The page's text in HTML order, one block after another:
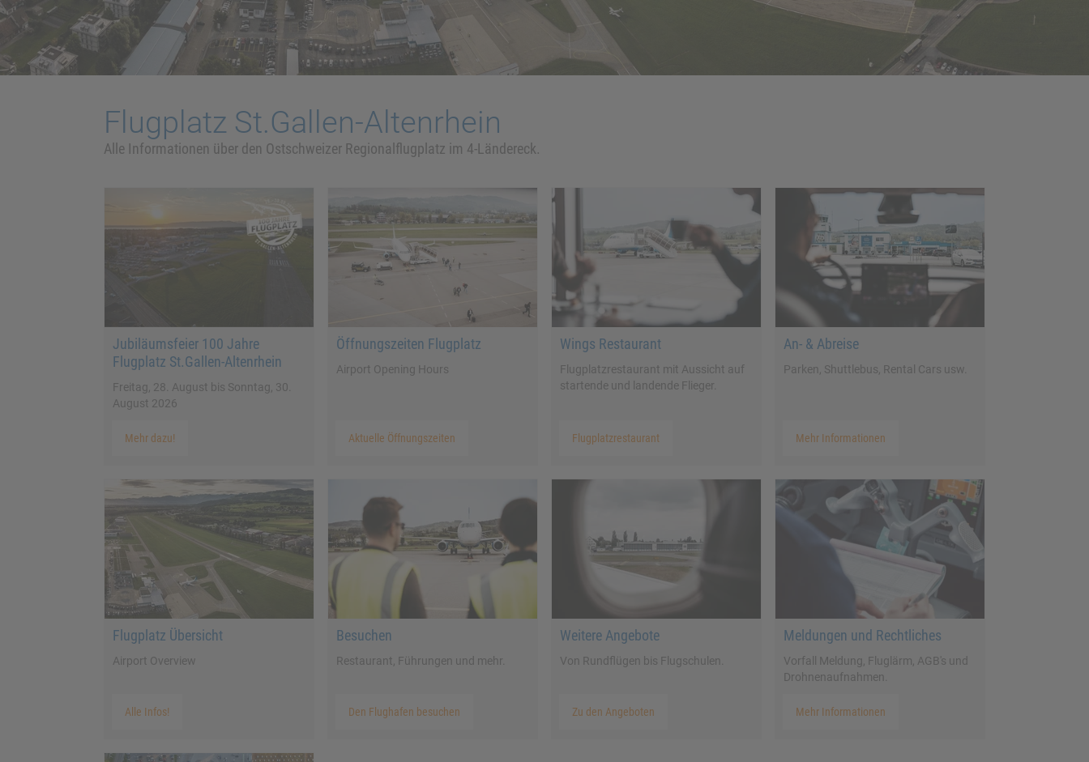
Flugplatz St.Gallen-Altenrhein
Alle Informationen über den Ostschweizer Regionalflugplatz im 4-Ländereck.
Jubiläumsfeier 100 Jahre
Flugplatz St.Gallen-Altenrhein
Freitag, 28. August bis Sonntag, 30.
August 2026
Mehr dazu!
Öffnungszeiten Flugplatz
Airport Opening Hours
Aktuelle Öffnungszeiten
Wings Restaurant
Flugplatzrestaurant mit Aussicht auf
startende und landende Flieger.
Flugplatzrestaurant
An- & Abreise
Parken, Shuttlebus, Rental Cars usw.
Mehr Informationen
Flugplatz Übersicht
Airport Overview
Alle Infos!
Besuchen
Restaurant, Führungen und mehr.
Den Flughafen besuchen
Weitere Angebote
Von Rundflügen bis Flugschulen.
Zu den Angeboten
Meldungen und Rechtliches
Vorfall Meldung, Fluglärm, AGB's und
Drohnenaufnahmen.
Mehr Informationen